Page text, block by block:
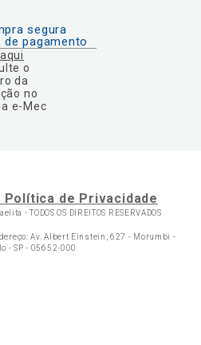
segura
de pagamento
o
da
no
e-Mec
Política de Privacidade
-TODOS OS DIREITOS RESERVADOS
Av. Albert Einstein, 627 - Morumbi -
- SP - 05652-000